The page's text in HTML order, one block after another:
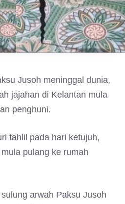
Jusoh meninggal dunia,
jajahan di Kelantan mula
penghuni.
tahlil pada hari ketujuh,
pulang ke rumah
arwah Paksu Jusoh